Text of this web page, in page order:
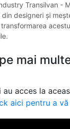
Transilvan -
designeri și
mai
acces la
aici pentru a vă